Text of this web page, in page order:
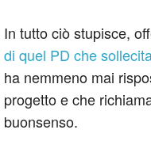
In tutto ciò stupisce,
di quel PD che
ha nemmeno mai
progetto e che
buonsenso.